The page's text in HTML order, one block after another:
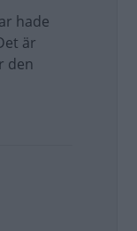
hade
är
den